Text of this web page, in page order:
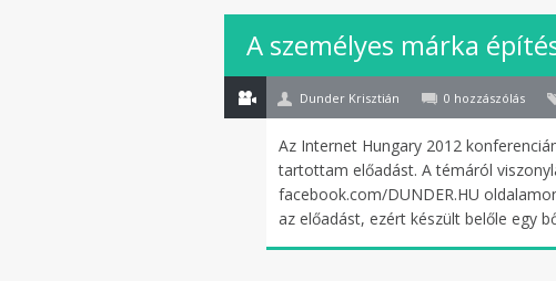
A személyes márka
05
nov
Dunder Krisztián 0 hozzászólás
Az Internet Hungary 2012
tartottam előadást. A témáról
facebook.com/DUNDER.HU
az előadást, ezért készült belőle egy